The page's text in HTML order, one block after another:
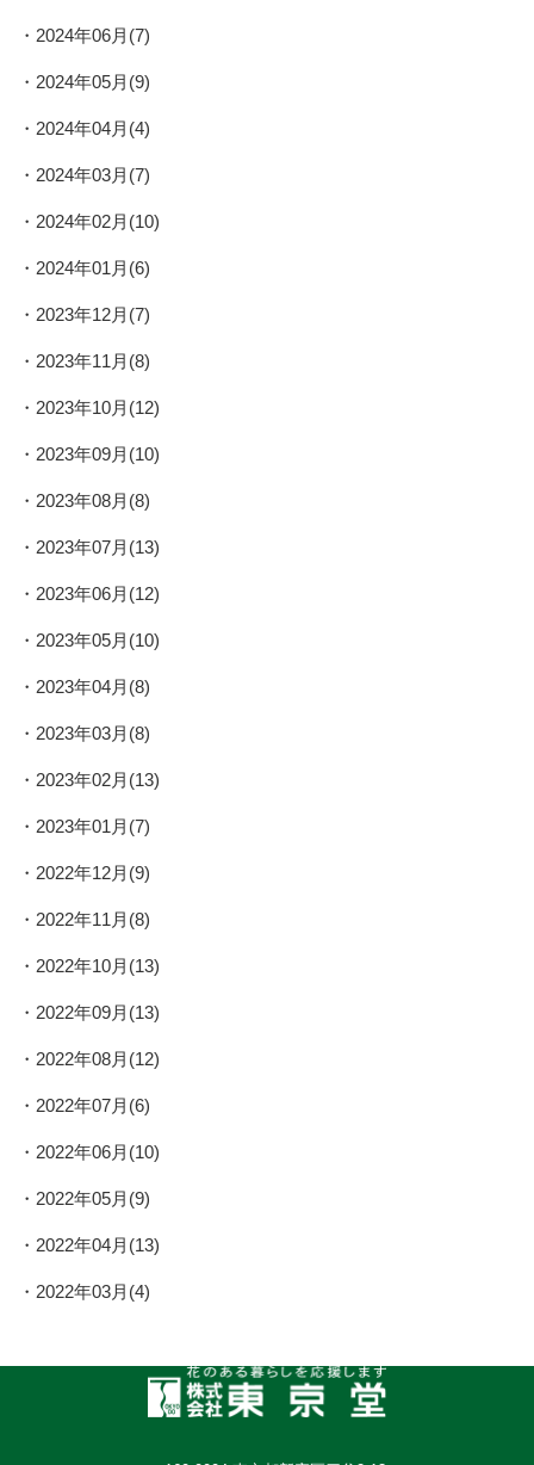
2024年06月(7)
2024年05月(9)
2024年04月(4)
2024年03月(7)
2024年02月(10)
2024年01月(6)
2023年12月(7)
2023年11月(8)
2023年10月(12)
2023年09月(10)
2023年08月(8)
2023年07月(13)
2023年06月(12)
2023年05月(10)
2023年04月(8)
2023年03月(8)
2023年02月(13)
2023年01月(7)
2022年12月(9)
2022年11月(8)
2022年10月(13)
2022年09月(13)
2022年08月(12)
2022年07月(6)
2022年06月(10)
2022年05月(9)
2022年04月(13)
2022年03月(4)